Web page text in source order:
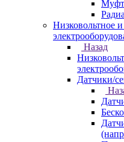
Низковольтное
Назад
Датчики/